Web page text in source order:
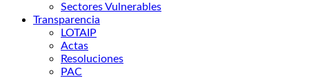
Sectores Vulnerables
Transparencia
LOTAIP
Actas
Resoluciones
PAC